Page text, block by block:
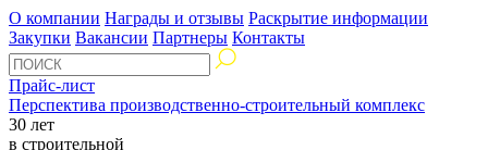
О компании Награды и отзывы Раскрытие информации
Закупки Вакансии Партнеры Контакты
Прайс-лист
Перспектива производственно-строительный комплекс
30 лет
в строительной